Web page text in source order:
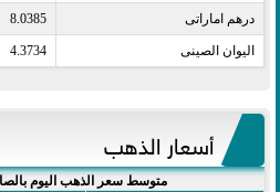
درهم اماراتى​ 8.0385
اليوان الصينى​ 4.3734
أسعار الذهب
متوسط سعر الذهب اليوم